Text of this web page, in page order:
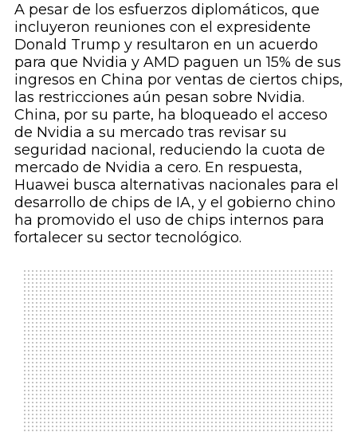
A pesar de los esfuerzos diplomáticos, que
incluyeron reuniones con el expresidente
Donald Trump y resultaron en un acuerdo
para que Nvidia y AMD paguen un 15% de sus
ingresos en China por ventas de ciertos chips,
las restricciones aún pesan sobre Nvidia.
China, por su parte, ha bloqueado el acceso
de Nvidia a su mercado tras revisar su
seguridad nacional, reduciendo la cuota de
mercado de Nvidia a cero. En respuesta,
Huawei busca alternativas nacionales para el
desarrollo de chips de IA, y el gobierno chino
ha promovido el uso de chips internos para
fortalecer su sector tecnológico.